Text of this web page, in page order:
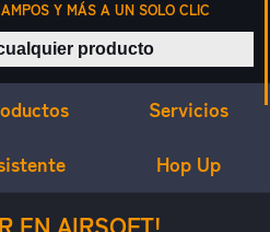
Y MÁS A UN SOLO CLIC
Buscar productos
Servicios
Hop Up